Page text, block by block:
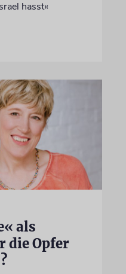
hasst«
als
die Opfer